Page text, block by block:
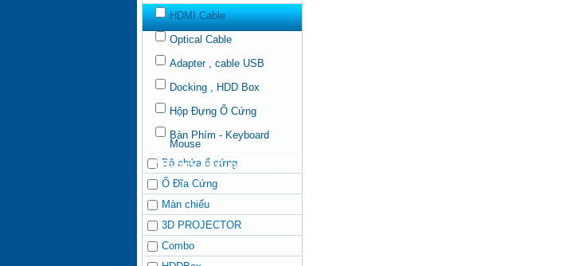
HDMI Cable
Optical Cable
Adapter , cable USB
Docking , HDD Box
Hộp Đựng Ổ Cứng
Bàn Phím - Keyboard
Mouse
Bộ chứa ổ cứng
Ổ Đĩa Cứng
Màn chiếu
3D PROJECTOR
Combo